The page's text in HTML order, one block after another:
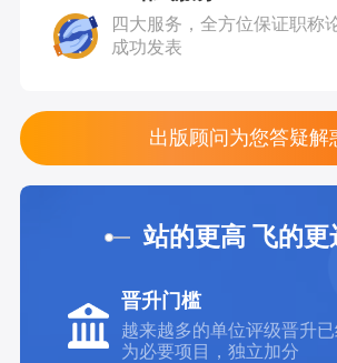
四大服务，全方位保证职称
成功发表
出版顾问为您答疑解
站的更高 飞的更
晋升门槛
越来越多的单位评级晋升已
为必要项目，独立加分